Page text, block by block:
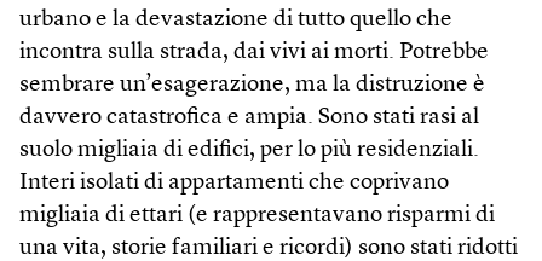
urbano e la devastazione di tutto quello che
incontra sulla strada, dai vivi ai morti. Potrebbe
sembrare un’esagerazione, ma la distruzione è
davvero catastrofica e ampia. Sono stati rasi al
suolo migliaia di edifici, per lo più residenziali.
Interi isolati di appartamenti che coprivano
migliaia di ettari (e rappresentavano risparmi di
una vita, storie familiari e ricordi) sono stati ridotti